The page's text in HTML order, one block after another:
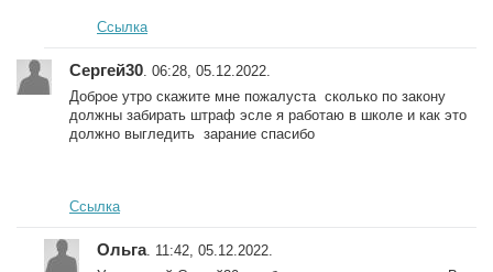
Ссылка
Сергей30 . 06:28, 05.12.2022.
Доброе утро скажите мне пожалуста сколько по закону
должны забирать штраф эсле я работаю в школе и как это
должно выгледить зарание спасибо
Ссылка
Ольга. 11:42, 05.12.2022.